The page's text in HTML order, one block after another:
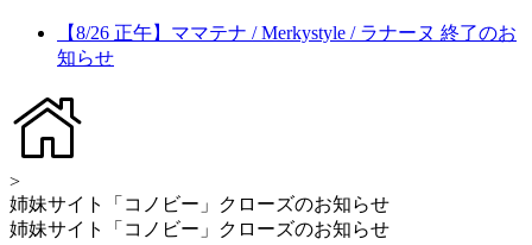
【8/26 正午】ママテナ / Merkystyle / ラナーヌ 終了のお
知らせ
>
姉妹サイト「コノビー」クローズのお知らせ
姉妹サイト「コノビー」クローズのお知らせ